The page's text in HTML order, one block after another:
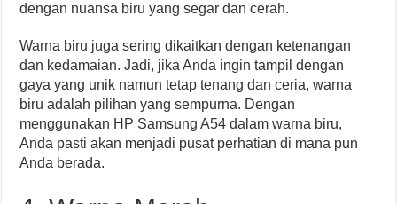
dengan nuansa biru yang segar dan cerah.
Warna biru juga sering dikaitkan dengan ketenangan
dan kedamaian. Jadi, jika Anda ingin tampil dengan
gaya yang unik namun tetap tenang dan ceria, warna
biru adalah pilihan yang sempurna. Dengan
menggunakan HP Samsung A54 dalam warna biru,
Anda pasti akan menjadi pusat perhatian di mana pun
Anda berada.